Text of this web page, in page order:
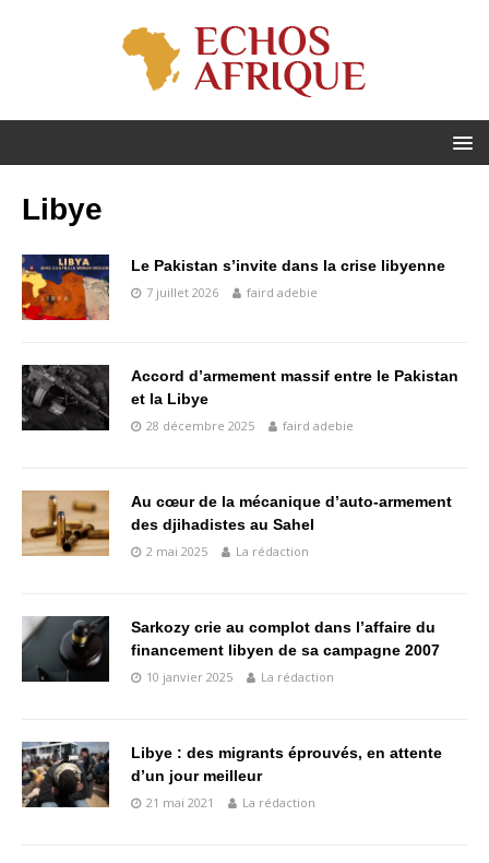
Libye
Le Pakistan s’invite dans la crise libyenne
7 juillet 2026 faird adebie
Accord d’armement massif entre le Pakistan
et la Libye
28 décembre 2025 faird adebie
Au cœur de la mécanique d’auto-armement
des djihadistes au Sahel
2 mai 2025 La rédaction
Sarkozy crie au complot dans l’affaire du
financement libyen de sa campagne 2007
10 janvier 2025 La rédaction
Libye : des migrants éprouvés, en attente
d’un jour meilleur
21 mai 2021 La rédaction